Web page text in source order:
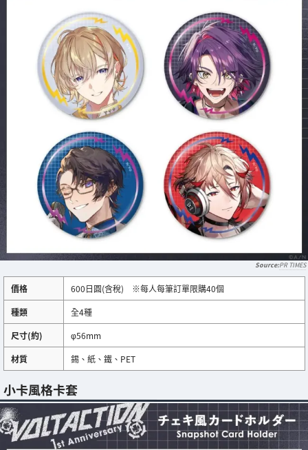
PR TIMES
價格
600日圓(含稅) ※每人每筆訂單限購40個
種類
全4種
尺寸(約)
φ56mm
材質
錫、紙、鐵、PET
小卡風格卡套